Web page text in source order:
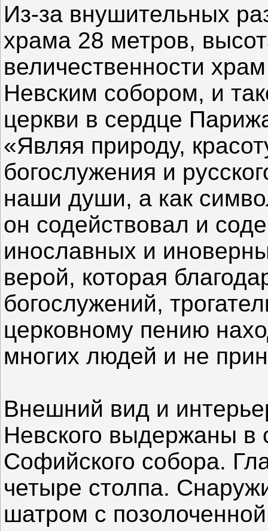
Из-за внушительных
храма 28 метров,
величественности
Невским собором, и
церкви в сердце
«Являя природу,
богослужения и
наши души, а как
он содействовал и
инославных и
верой, которая
богослужений,
церковному пению
многих людей и не
Внешний вид и
Невского выдержаны в
Софийского собора.
четыре столпа.
шатром с